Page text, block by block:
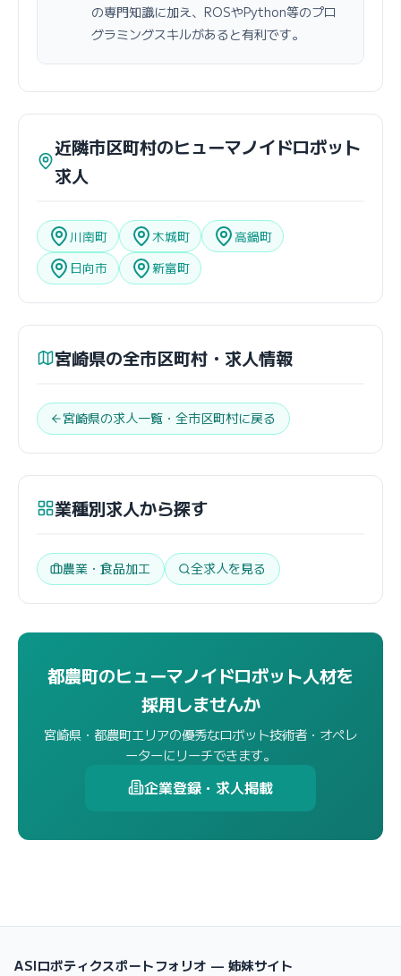
の専門知識に加え、ROSやPython等のプロ
グラミングスキルがあると有利です。
近隣市区町村のヒューマノイドロボット
求人
川南町 木城町
高鍋町
日向市
新富町
宮崎県の全市区町村・求人情報
宮崎県の求人一覧・全市区町村に戻る
業種別求人から探す
農業・食品加工 全求人を見る
都農町のヒューマノイドロボット人材を
採用しませんか
宮崎県・都農町エリアの優秀なロボット技術者・オペレ
ーターにリーチできます。
企業登録・求人掲載
ASIロボティクスポートフォリオ — 姉妹サイト